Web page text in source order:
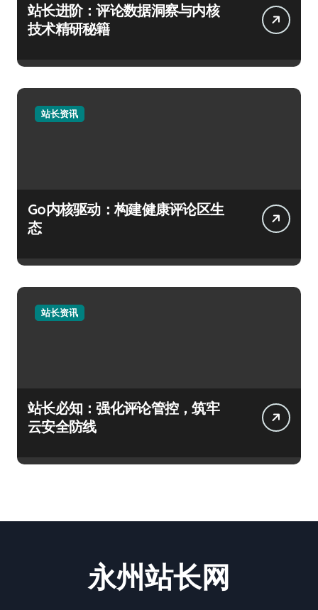
站长进阶：评论数据洞察与内核
技术精研秘籍
站长资讯
Go内核驱动：构建健康评论区生
态
站长资讯
站长必知：强化评论管控，筑牢
云安全防线
永州站长网